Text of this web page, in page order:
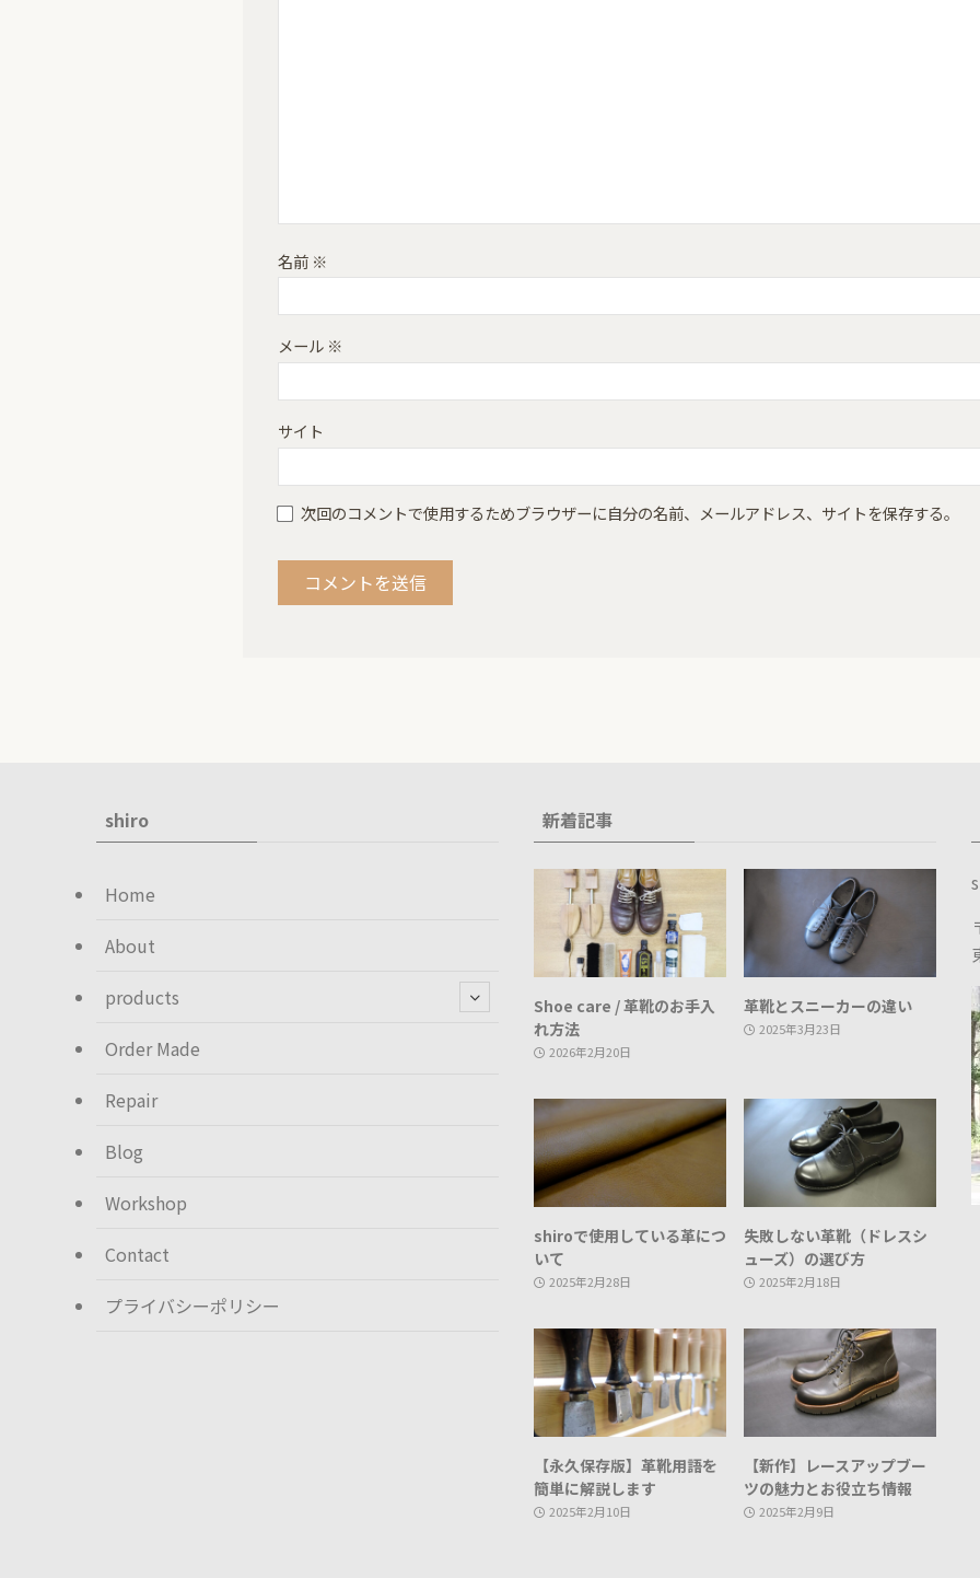
名前 ※
メール ※
サイト
次回のコメントで使用するためブラウザーに自分の名前、メールアドレス、サイトを保存する。
shiro
Home
About
products
Order Made
Repair
Blog
Workshop
Contact
プライバシーポリシー
新着記事
Shoe care / 革靴のお手入
れ方法
2026年2月20日
革靴とスニーカーの違い
2025年3月23日
shiroで使用している革につ
いて
2025年2月28日
失敗しない革靴（ドレスシ
ューズ）の選び方
2025年2月18日
【永久保存版】革靴用語を
簡単に解説します
2025年2月10日
【新作】レースアップブー
ツの魅力とお役立ち情報
2025年2月9日